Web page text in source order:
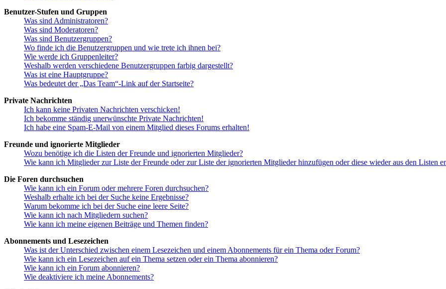
Benutzer-Stufen und Gruppen
Was sind Administratoren?
Was sind Moderatoren?
Was sind Benutzergruppen?
Wo finde ich die Benutzergruppen und wie trete ich ihnen bei?
Wie werde ich Gruppenleiter?
Weshalb werden verschiedene Benutzergruppen farbig dargestellt?
Was ist eine Hauptgruppe?
Was bedeutet der „Das Team“-Link auf der Startseite?
Private Nachrichten
Ich kann keine Privaten Nachrichten verschicken!
Ich bekomme ständig unerwünschte Private Nachrichten!
Ich habe eine Spam-E-Mail von einem Mitglied dieses Forums erhalten!
Freunde und ignorierte Mitglieder
Wozu benötige ich die Listen der Freunde und ignorierten Mitglieder?
Wie kann ich Mitglieder zur Liste der Freunde oder zur Liste der ignorierten Mitglieder hinzufügen oder diese wieder aus den Listen
Die Foren durchsuchen
Wie kann ich ein Forum oder mehrere Foren durchsuchen?
Weshalb erhalte ich bei der Suche keine Ergebnisse?
Warum bekomme ich bei der Suche eine leere Seite?
Wie kann ich nach Mitgliedern suchen?
Wie kann ich meine eigenen Beiträge und Themen finden?
Abonnements und Lesezeichen
Was ist der Unterschied zwischen einem Lesezeichen und einem Abonnements für ein Thema oder Forum?
Wie kann ich ein Lesezeichen auf ein Thema setzen oder ein Thema abonnieren?
Wie kann ich ein Forum abonnieren?
Wie deaktiviere ich meine Abonnements?